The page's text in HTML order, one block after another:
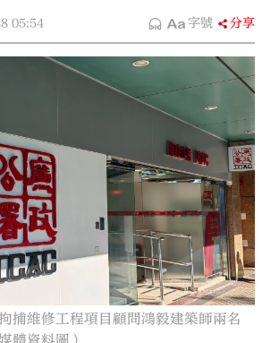
05:54 字號 分享
捕維修工程項目顧問鴻毅建築師兩名